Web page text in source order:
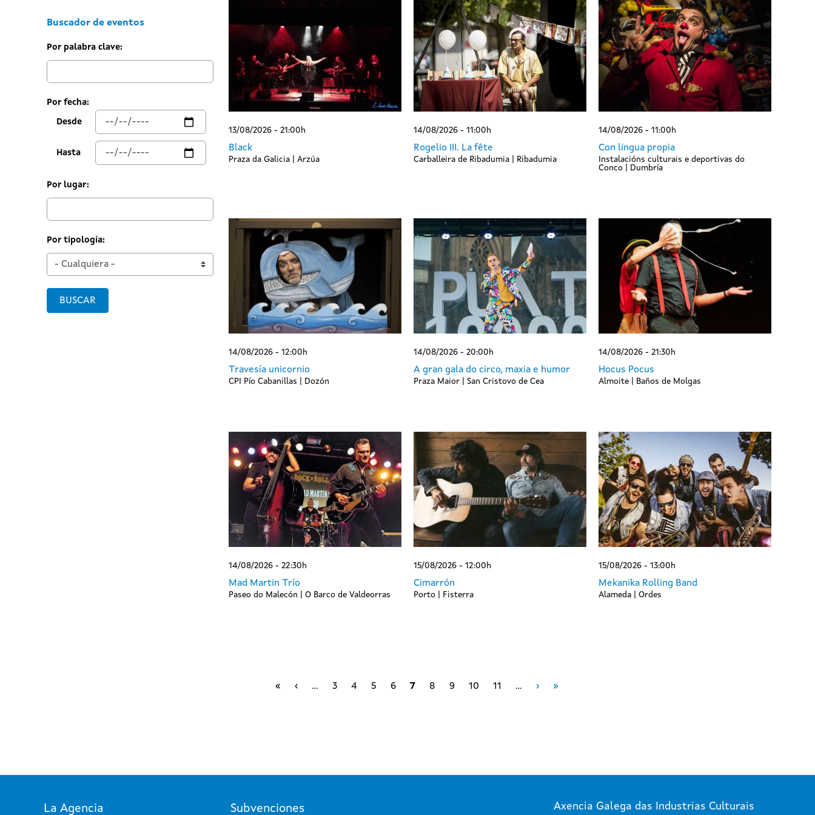
Buscador de eventos
Por palabra clave:
Por fecha:
Desde
Hasta
Por lugar:
Por tipología:
BUSCAR
13/08/2026 - 21:00h
Black
Praza da Galicia | Arzúa
14/08/2026 - 11:00h
Rogelio III. La fête
Carballeira de Ribadumia | Ribadumia
14/08/2026 - 11:00h
Con lingua propia
Instalacións culturais e deportivas do
Conco | Dumbría
14/08/2026 - 12:00h
Travesía unicornio
CPI Pío Cabanillas | Dozón
14/08/2026 - 20:00h
A gran gala do circo, maxia e humor
Praza Maior | San Cristovo de Cea
14/08/2026 - 21:30h
Hocus Pocus
Almoite | Baños de Molgas
14/08/2026 - 22:30h
Mad Martin Trío
Paseo do Malecón | O Barco de Valdeorras
15/08/2026 - 12:00h
Cimarrón
Porto | Fisterra
15/08/2026 - 13:00h
Mekanika Rolling Band
Alameda | Ordes
«Primera página
‹Página anterior
… 3 4 5 6 7 8 9 10 11 … ›Siguiente página
»Última página
La Agencia Subvenciones Axencia Galega das Industrias Culturais